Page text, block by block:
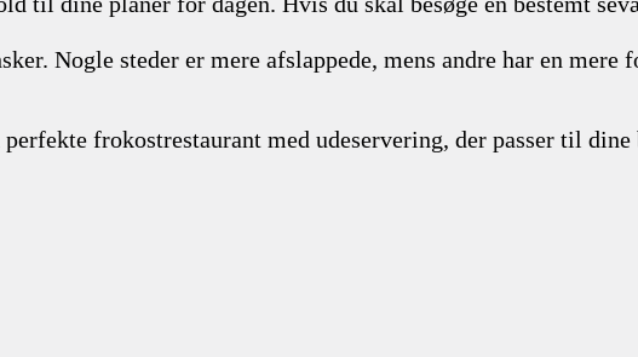
Nogle steder er mere afslappede, mens andre har en
frokostrestaurant med udeservering, der passer til dine